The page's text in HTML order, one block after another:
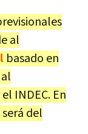
al
basado en
INDEC. En
del